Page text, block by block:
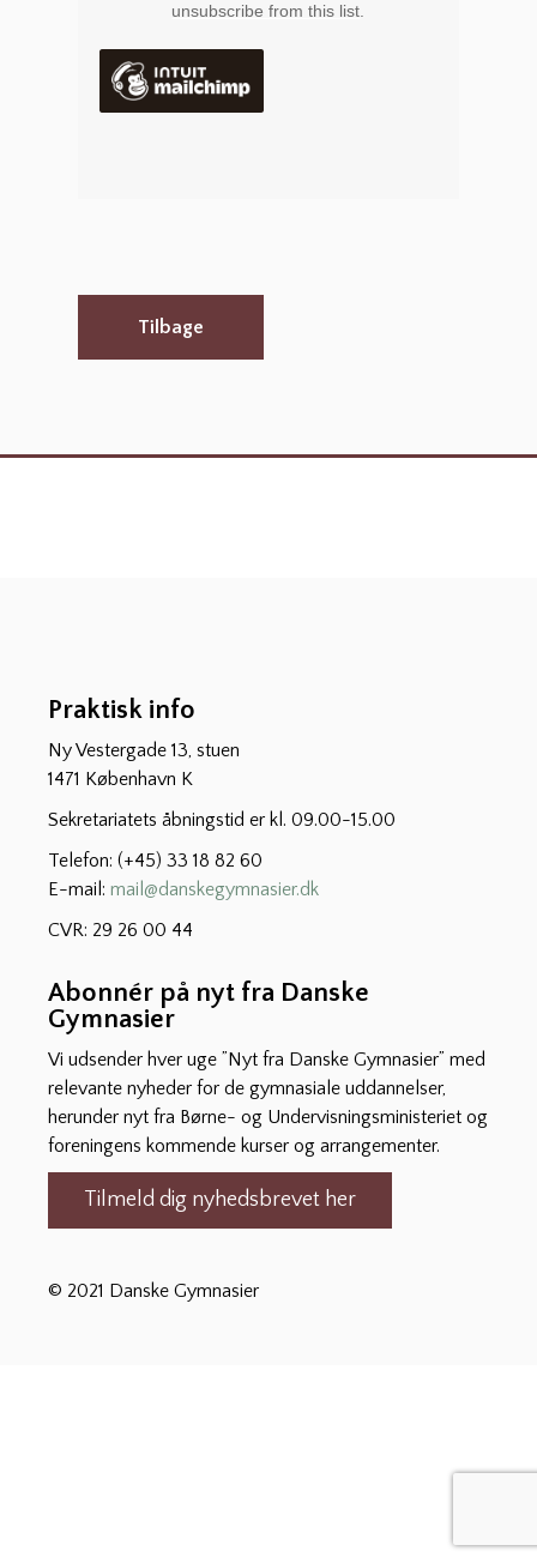
unsubscribe from this list
Tilbage
Praktisk info
Ny Vestergade 13, stuen
1471 København K
Sekretariatets åbningstid er kl. 09.00-15.00
Telefon: (+45) 33 18 82 60
E-mail: mail@danskegymnasier.dk
CVR: 29 26 00 44
Abonnér på nyt fra Danske
Gymnasier
Vi udsender hver uge ”Nyt fra Danske Gymnasier” med
relevante nyheder for de gymnasiale uddannelser,
herunder nyt fra Børne- og Undervisningsministeriet og
foreningens kommende kurser og arrangementer.
Tilmeld dig nyhedsbrevet her
© 2021 Danske Gymnasier